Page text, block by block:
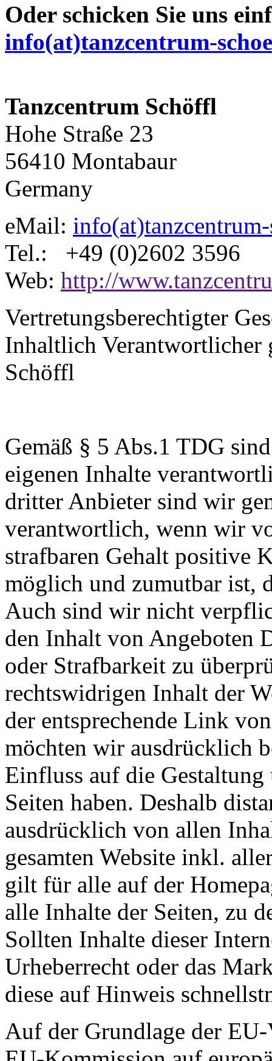
Oder schicken Sie uns
info(at)tanzcentrum-
Tanzcentrum Schöffl
Hohe Straße 23
56410 Montabaur
Germany
eMail:
Tel.: +49 (0)2602 3596
Web: http://
Vertretungsberechtigter
Inhaltlich Verantwortlicher
Schöffl
Gemäß § 5 Abs.1 TDG
eigenen Inhalte
dritter Anbieter sind wir
verantwortlich, wenn wir
strafbaren Gehalt positive
möglich und zumutbar ist,
Auch sind wir nicht
den Inhalt von Angeboten
oder Strafbarkeit zu
rechtswidrigen Inhalt der
der entsprechende Link
möchten wir ausdrücklich
Einfluss auf die
Seiten haben. Deshalb
ausdrücklich von allen
gesamten Website inkl.
gilt für alle auf der
alle Inhalte der Seiten, zu
Sollten Inhalte dieser
Urheberrecht oder das
diese auf Hinweis
Auf der Grundlage der